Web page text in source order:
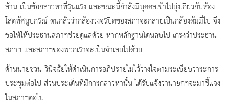
ล้าน เป็นข้อกล่าวหาที่รุนแรง และขณะนี้กำลังมีบุคคลเข้าไปยุ่งเกี่ยวกับห้อง
โสตทัศนูปกรณ์ ตนกลัวว่ากล้องวงจรปิดของสภาจะกลายเป็นกล้องดัมมี่ไป จึง
ขอให้ให้ประธานสภาฯช่วยดูแลด้วย หากหลักฐานโดนลบไป เกรงว่าประธาน
สภาฯ และสภาฯของพวกเราจะเป็นจำเลยไปด้วย
ด้านนายชวน วินิจฉัยให้ดำเนินการอภิปรายไม่ไว้วางใจตามระเบียบวาระการ
ประชุมต่อไป ส่วนประเด็นที่มีการกล่าวหานั้น ได้รับแจ้งว่านายกฯจะมาชี้แจง
ในสภาฯต่อไป